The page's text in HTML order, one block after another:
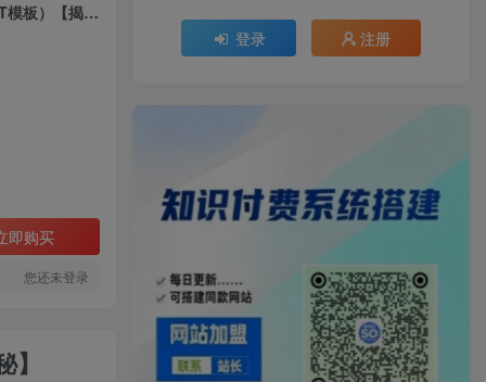
超级蓝海赛道，靠PPT模板一天变现1000是怎么做到的（教程+99999份PPT模板）【揭秘】
即购买
您还未登录
登录 注册